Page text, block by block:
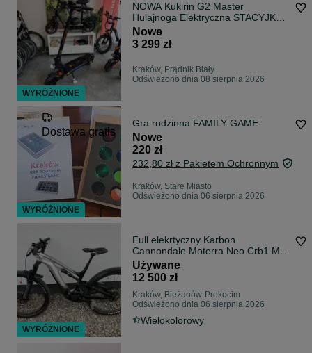
NOWA Kukirin G2 Master
Hulajnoga Elektryczna STACYJKĄ
2x1000W
Nowe
3 299 zł
Kraków, Prądnik Biały
Odświeżono dnia 08 sierpnia 2026
Dostawa gratis
Gra rodzinna FAMILY GAME
Nowe
220 zł
232,80 zł z Pakietem Ochronnym
Kraków, Stare Miasto
Odświeżono dnia 06 sierpnia 2026
Full elekrtyczny Karbon
Cannondale Moterra Neo Crb1 Mrc
2021 roz.M 29
Używane
12 500 zł
Kraków, Bieżanów-Prokocim
Odświeżono dnia 06 sierpnia 2026
Wielokolorowy
WYRÓŻNIONE
WYRÓŻNIONE
WYRÓŻNIONE